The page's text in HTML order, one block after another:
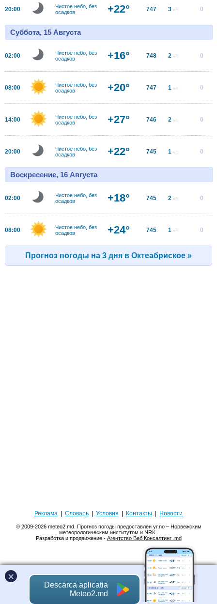
20:00
Чистое небо, без
осадков
+22° 747 3 м/с 0
Суббота, 15 Августа
02:00
Чистое небо, без
осадков
+16° 748 2 м/с 0
08:00
Чистое небо, без
осадков
+20° 747 1 м/с 0
14:00
Чистое небо, без
осадков
+27° 746 2 м/с 0
20:00
Чистое небо, без
осадков
+22° 745 1 м/с 0
Воскресение, 16 Августа
02:00
Чистое небо, без
осадков
+18° 745 2 м/с 0
08:00
Чистое небо, без
осадков
+24° 745 1 м/с 0
Прогноз погоды на 3 дня в Октеабриское »
Реклама Словарь Условия Контакты Новости
© 2009-2026 meteo2.md. Прогноз погоды предоставлен yr.no – Норвежским
метеорологическим институтом и NRK
Разработка и продвижение - Агентство Веб Консалтинг .md
×
Descarca aplicatia
Meteo2.md